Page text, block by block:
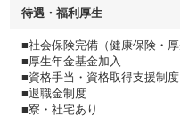
待遇・福利厚生
■社会保険完備（健康保険・
■厚生年金基金加入
■資格手当・資格取得支援制度
■退職金制度
■寮・社宅あり